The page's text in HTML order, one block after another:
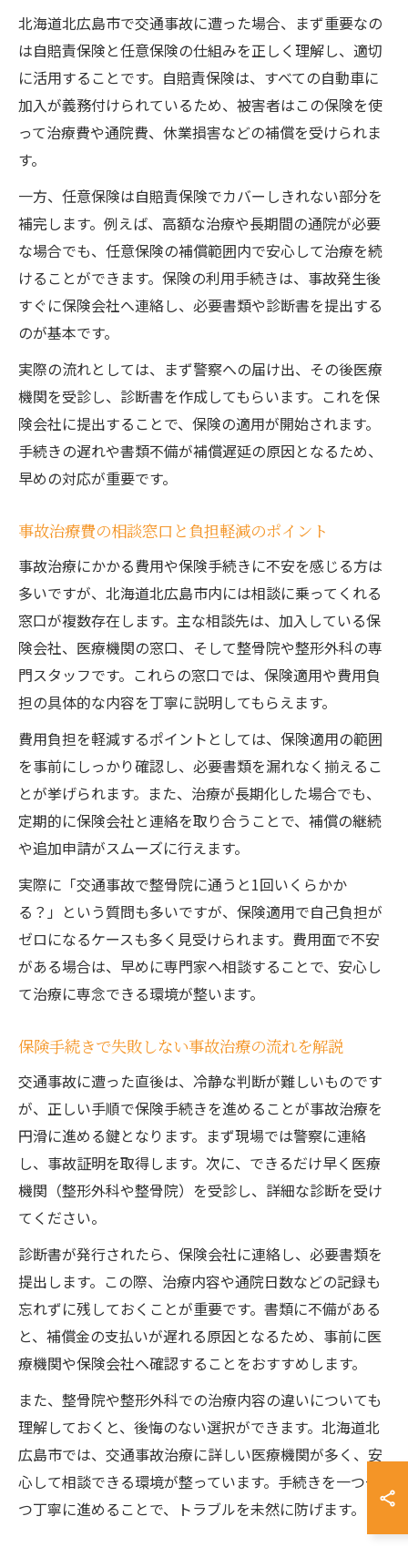
北海道北広島市で交通事故に遭った場合、まず重要なの
は自賠責保険と任意保険の仕組みを正しく理解し、適切
に活用することです。自賠責保険は、すべての自動車に
加入が義務付けられているため、被害者はこの保険を使
って治療費や通院費、休業損害などの補償を受けられま
す。
一方、任意保険は自賠責保険でカバーしきれない部分を
補完します。例えば、高額な治療や長期間の通院が必要
な場合でも、任意保険の補償範囲内で安心して治療を続
けることができます。保険の利用手続きは、事故発生後
すぐに保険会社へ連絡し、必要書類や診断書を提出する
のが基本です。
実際の流れとしては、まず警察への届け出、その後医療
機関を受診し、診断書を作成してもらいます。これを保
険会社に提出することで、保険の適用が開始されます。
手続きの遅れや書類不備が補償遅延の原因となるため、
早めの対応が重要です。
事故治療費の相談窓口と負担軽減のポイント
事故治療にかかる費用や保険手続きに不安を感じる方は
多いですが、北海道北広島市内には相談に乗ってくれる
窓口が複数存在します。主な相談先は、加入している保
険会社、医療機関の窓口、そして整骨院や整形外科の専
門スタッフです。これらの窓口では、保険適用や費用負
担の具体的な内容を丁寧に説明してもらえます。
費用負担を軽減するポイントとしては、保険適用の範囲
を事前にしっかり確認し、必要書類を漏れなく揃えるこ
とが挙げられます。また、治療が長期化した場合でも、
定期的に保険会社と連絡を取り合うことで、補償の継続
や追加申請がスムーズに行えます。
実際に「交通事故で整骨院に通うと1回いくらかか
る？」という質問も多いですが、保険適用で自己負担が
ゼロになるケースも多く見受けられます。費用面で不安
がある場合は、早めに専門家へ相談することで、安心し
て治療に専念できる環境が整います。
保険手続きで失敗しない事故治療の流れを解説
交通事故に遭った直後は、冷静な判断が難しいものです
が、正しい手順で保険手続きを進めることが事故治療を
円滑に進める鍵となります。まず現場では警察に連絡
し、事故証明を取得します。次に、できるだけ早く医療
機関（整形外科や整骨院）を受診し、詳細な診断を受け
てください。
診断書が発行されたら、保険会社に連絡し、必要書類を
提出します。この際、治療内容や通院日数などの記録も
忘れずに残しておくことが重要です。書類に不備がある
と、補償金の支払いが遅れる原因となるため、事前に医
療機関や保険会社へ確認することをおすすめします。
また、整骨院や整形外科での治療内容の違いについても
理解しておくと、後悔のない選択ができます。北海道北
広島市では、交通事故治療に詳しい医療機関が多く、安
心して相談できる環境が整っています。手続きを一つ一
つ丁寧に進めることで、トラブルを未然に防げます。